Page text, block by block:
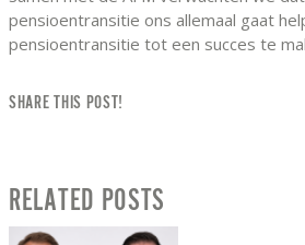
pensioentransitie ons allemaal gaat
pensioentransitie tot een succes te
SHARE THIS POST!
RELATED POSTS